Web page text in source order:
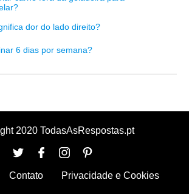
dor do lado direito?
6 dias por semana?
2020 TodasAsRespostas.pt
Contato Privacidade e Cookies